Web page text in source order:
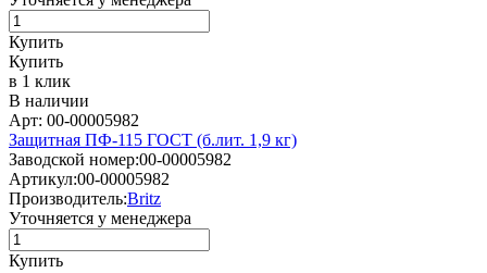
Купить
Купить
в 1 клик
В наличии
Арт: 00-00005982
Защитная ПФ-115 ГОСТ (б.лит. 1,9 кг)
Заводской номер:00-00005982
Артикул:00-00005982
Производитель:Britz
Уточняется у менеджера
Купить